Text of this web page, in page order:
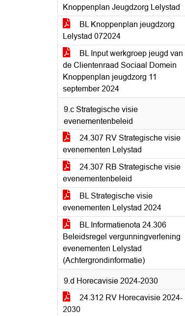
Knoppenplan Jeugdzorg Lelystad
BL Knoppenplan jeugdzorg
Lelystad 072024
BL Input werkgroep jeugd van
de Clientenraad Sociaal Domein
Knoppenplan jeugdzorg 11
september 2024
9.c Strategische visie
evenementenbeleid
24.307 RV Strategische visie
evenementen Lelystad
24.307 RB Strategische visie
evenementenbeleid
BL Strategische visie
evenementen Lelystad 2024
BL Informatienota 24.306
Beleidsregel vergunningverlening
evenementen Lelystad
(Achtergrondinformatie)
9.d Horecavisie 2024-2030
24.312 RV Horecavisie 2024-
2030